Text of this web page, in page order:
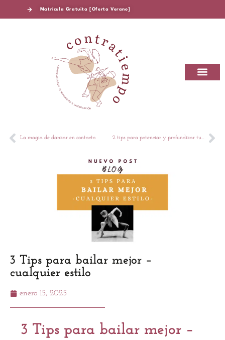
Matrícula Gratuita [Oferta Verano]
La magia de danzar en contacto 2 tips para potenciar y profundizar tu baile
3 Tips para bailar mejor –
cualquier estilo
enero 15, 2025
3 Tips para bailar mejor –